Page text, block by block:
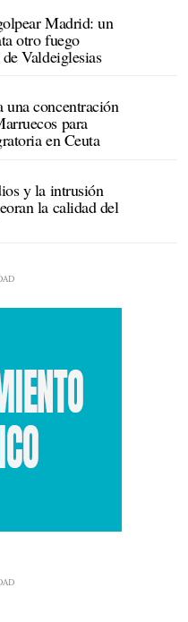
Madrid: un
otro fuego
Valdeiglesias
una concentración
para
en Ceuta
y la intrusión
la calidad del